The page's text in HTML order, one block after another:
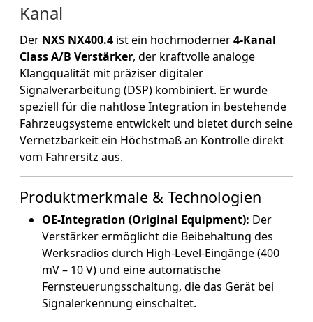
Kanal
Der NXS NX400.4 ist ein hochmoderner4-Kanal
Class A/B Verstärker, der kraftvolle analoge
Klangqualität mit präziser digitaler
Signalverarbeitung (DSP) kombiniert. Er wurde
speziell für die nahtlose Integration in bestehende
Fahrzeugsysteme entwickelt und bietet durch seine
Vernetzbarkeit ein Höchstmaß an Kontrolle direkt
vom Fahrersitz aus.
Produktmerkmale & Technologien
OE-Integration (Original Equipment): Der
Verstärker ermöglicht die Beibehaltung des
Werksradios durch High-Level-Eingänge (400
mV – 10 V) und eine automatische
Fernsteuerungsschaltung, die das Gerät bei
Signalerkennung einschaltet.